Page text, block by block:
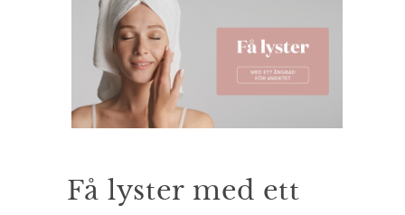
Få lyster med ett